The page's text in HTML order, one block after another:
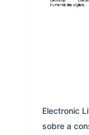
Electronic
sobre a